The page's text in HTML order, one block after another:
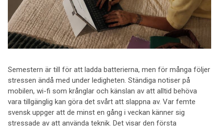
Semestern är till för att ladda batterierna, men för många följer
stressen ändå med under ledigheten. Ständiga notiser på
mobilen, wi-fi som krånglar och känslan av att alltid behöva
vara tillgänglig kan göra det svårt att slappna av. Var femte
svensk uppger att de minst en gång i veckan känner sig
stressade av att använda teknik. Det visar den första